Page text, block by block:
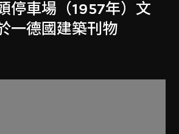
停車場（1957年）文
一德國建築刊物